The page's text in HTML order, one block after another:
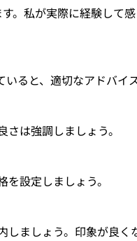
。私が実際に経験して
ると、適切なアドバイ
さは強調しましょう。
を設定しましょう。
しましょう。印象が良く